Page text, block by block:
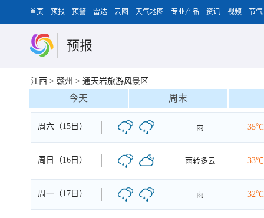
首页 预报 预警 雷达 云图 天气地图 专业产品 资讯 视频 节气
预报
江西 > 赣州 > 通天岩旅游风景区
今天 周末
周六（15日） 雨 35℃
周日（16日） 雨转多云 33℃
周一（17日） 雨 32℃